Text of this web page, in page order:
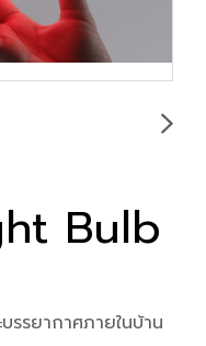
Bulb
รรยากาศภายในบ้าน